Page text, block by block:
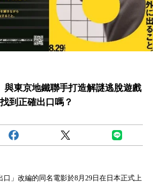
與東京地鐵聯手打造解謎逃脫遊戲
到正確出口嗎？
口」改編的同名電影於8月29日在日本正式上